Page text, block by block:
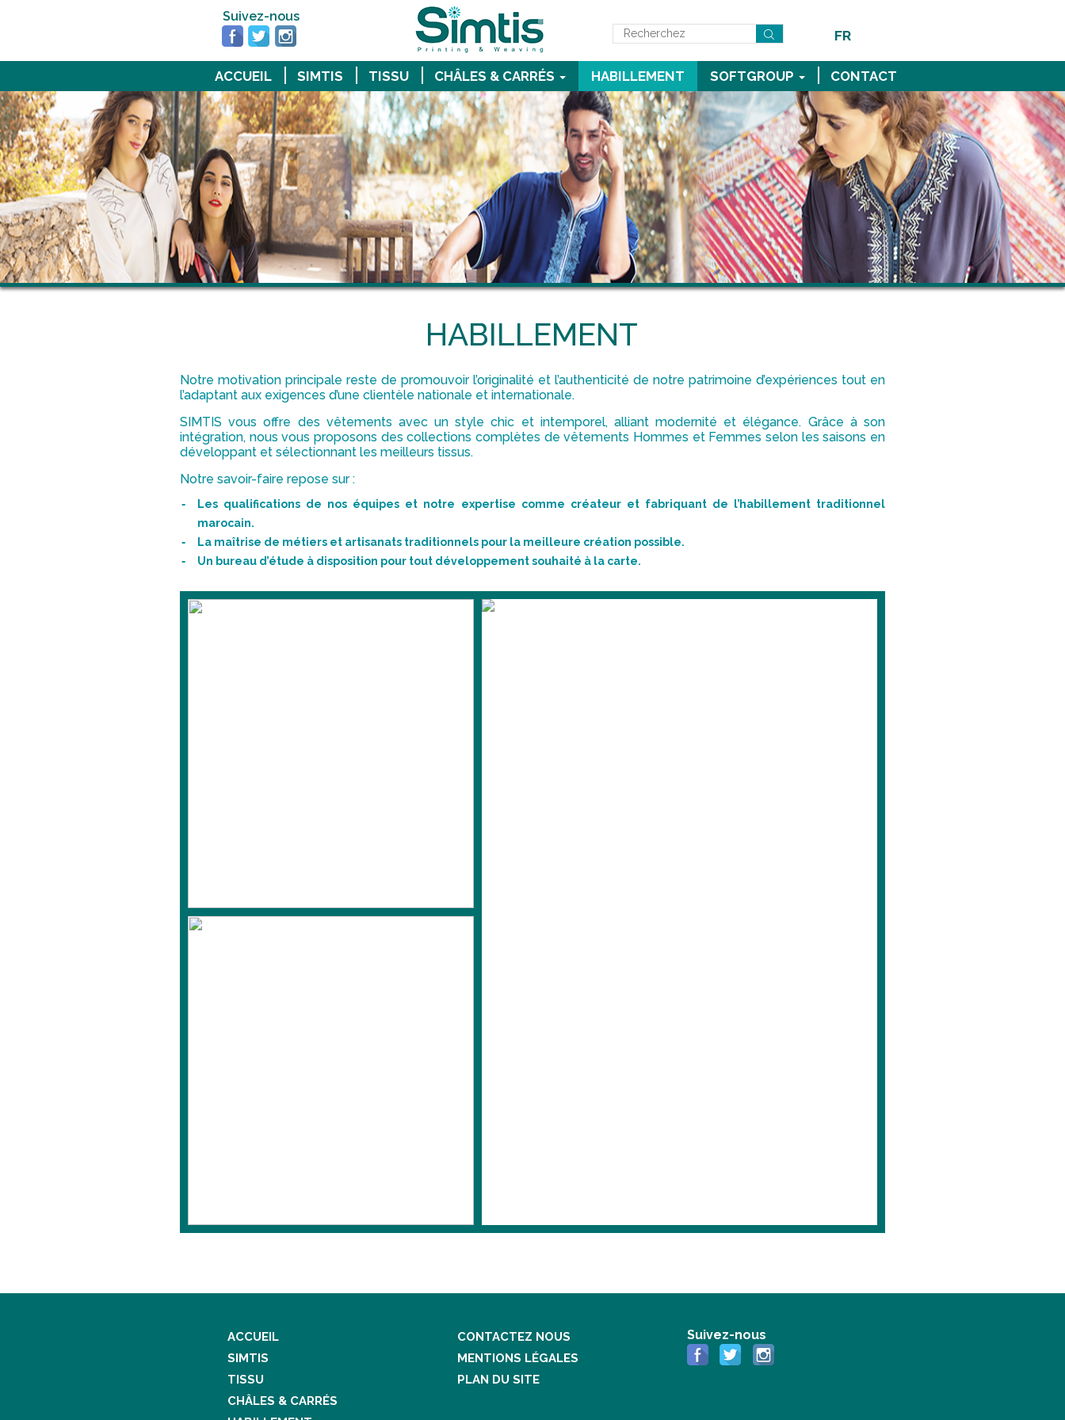
Suivez-nous
FR
ACCUEIL SIMTIS TISSU CHÂLES & CARRÉS HABILLEMENT SOFTGROUP CONTACT
HABILLEMENT
Notre motivation principale reste de promouvoir l’originalité et l’authenticité de notre patrimoine d’expériences tout en
l’adaptant aux exigences d’une clientèle nationale et internationale.
SIMTIS vous offre des vêtements avec un style chic et intemporel, alliant modernité et élégance. Grâce à son
intégration, nous vous proposons des collections complètes de vêtements Hommes et Femmes selon les saisons en
développant et sélectionnant les meilleurs tissus.
Notre savoir-faire repose sur :
Les qualifications de nos équipes et notre expertise comme créateur et fabriquant de l’habillement traditionnel
marocain.
La maîtrise de métiers et artisanats traditionnels pour la meilleure création possible.
Un bureau d’étude à disposition pour tout développement souhaité à la carte.
ACCUEIL
SIMTIS
TISSU
CHÂLES & CARRÉS
CONTACTEZ NOUS
MENTIONS LÉGALES
PLAN DU SITE
Suivez-nous